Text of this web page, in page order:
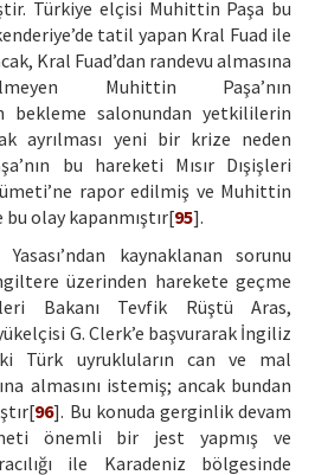
Türkiye elçisi Muhittin Paşa bu
tatil yapan Kral Fuad ile
Kral Fuad’dan randevu almasına
Muhittin Paşa’nın
bekleme salonundan yetkililerin
ayrılması yeni bir krize neden
bu hareketi Mısır Dışişleri
rapor edilmiş ve Muhittin
bu olay kapanmıştır[95].
kaynaklanan sorunu
üzerinden harekete geçme
Bakanı Tevfik Rüştü Aras,
G. Clerk’e başvurarak İngiliz
Türk uyrukluların can ve mal
almasını istemiş; ancak bundan
96]. Bu konuda gerginlik devam
önemli bir jest yapmış ve
ile Karadeniz bölgesinde